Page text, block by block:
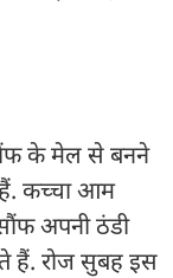
के मेल से बनने
कच्चा आम
अपनी ठंडी
हैं. रोज सुबह इस